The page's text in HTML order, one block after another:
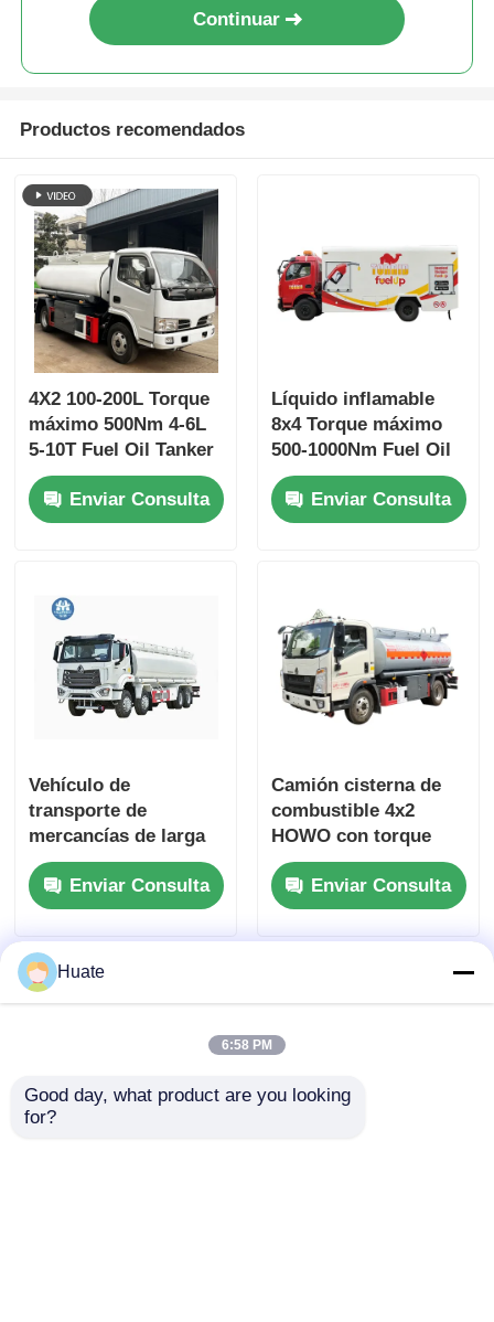
Continuar
Productos recomendados
4X2 100-200L Torque
máximo 500Nm 4-6L
5-10T Fuel Oil Tanker
Camión Vehículo de
transporte
Enviar Consulta
Líquido inflamable
8x4 Torque máximo
500-1000Nm Fuel Oil
Tanker Camión
Vehículo de
transporte
Enviar Consulta
Vehículo de
transporte de
mercancías de larga
distancia 8x4 diesel
4-6L 10-15T
Enviar Consulta
Camión cisterna de
combustible 4x2
HOWO con torque
máximo de 500 Nm y
tanque de
combustible de 100 L
Enviar Consulta
Huate
6:58 PM
Good day, what product are you looking
for?